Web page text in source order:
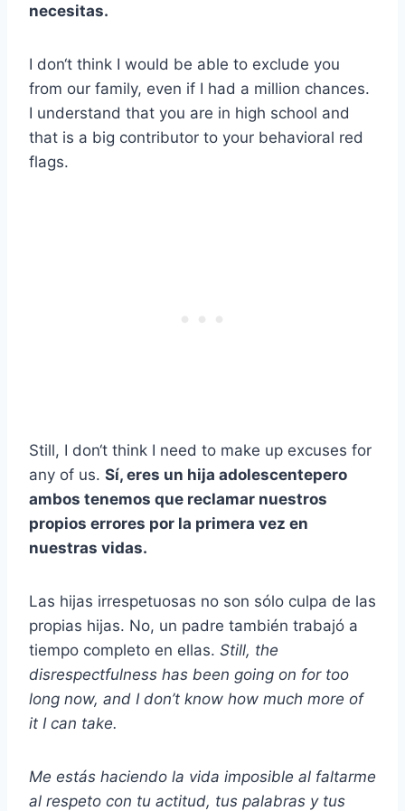
necesitas.
I don‘t think I would be able to exclude you
from our family, even if I had a million chances.
I understand that you are in high school and
that is a big contributor to your behavioral red
flags.
Still, I don‘t think I need to make up excuses for
any of us. Sí, eres un hija adolescentepero
ambos tenemos que reclamar nuestros
propios errores por la primera vez en
nuestras vidas.
Las hijas irrespetuosas no son sólo culpa de las
propias hijas. No, un padre también trabajó a
tiempo completo en ellas. Still, the
disrespectfulness has been going on for too
long now, and I don’t know how much more of
it I can take.
Me estás haciendo la vida imposible al faltarme
al respeto con tu actitud, tus palabras y tus